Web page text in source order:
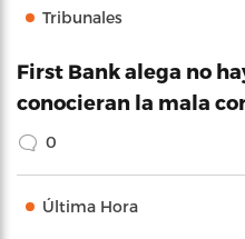
Tribunales
First Bank alega no
conocieran la mala
0
Última Hora